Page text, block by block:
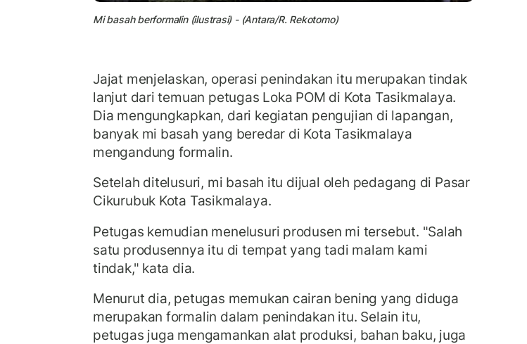
Mi basah berformalin (ilustrasi) - (Antara/R. Rekotomo)
Jajat menjelaskan, operasi penindakan itu merupakan tindak
lanjut dari temuan petugas Loka POM di Kota Tasikmalaya.
Dia mengungkapkan, dari kegiatan pengujian di lapangan,
banyak mi basah yang beredar di Kota Tasikmalaya
mengandung formalin.
Setelah ditelusuri, mi basah itu dijual oleh pedagang di Pasar
Cikurubuk Kota Tasikmalaya.
Petugas kemudian menelusuri produsen mi tersebut. "Salah
satu produsennya itu di tempat yang tadi malam kami
tindak," kata dia.
Menurut dia, petugas memukan cairan bening yang diduga
merupakan formalin dalam penindakan itu. Selain itu,
petugas juga mengamankan alat produksi, bahan baku, juga